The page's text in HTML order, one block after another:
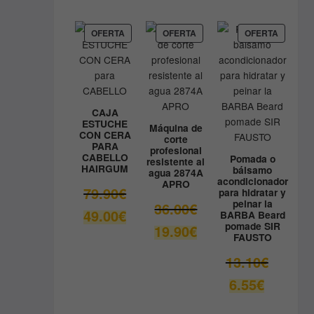
9.80€.
es:
8.90€.
OFERTA PRODUCTO
EN
OFERTA
CAJA
ESTUCHE
CON CERA
PARA
CABELLO
HAIRGUM
79.90€El
original
49.00€El
precio
OFERTAPRODUCTO
EN
OFERTA
Máquina de
corte
profesional
resistente al
agua 2874A
APRO
36.00€El
precio
original
36.00€.
19.90€El
precio
19.90€.
OFERTA
EN
OFERTA
Pomada o
bálsamo
acondicionador
para hidratar y
peinar la
BARBA Beard
pomade SIR
FAUSTO
13.10€El
6.55€El
precio